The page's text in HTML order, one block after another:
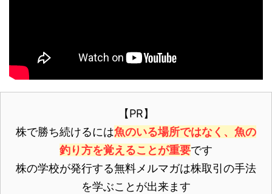
【PR】
株で勝ち続けるには魚のいる場所ではなく、魚の
釣り方を覚えることが重要です
株の学校が発行する無料メルマガは株取引の手法
を学ぶことが出来ます